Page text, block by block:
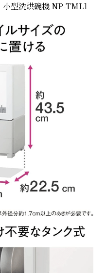
型洗烘碗機 NP-TML1